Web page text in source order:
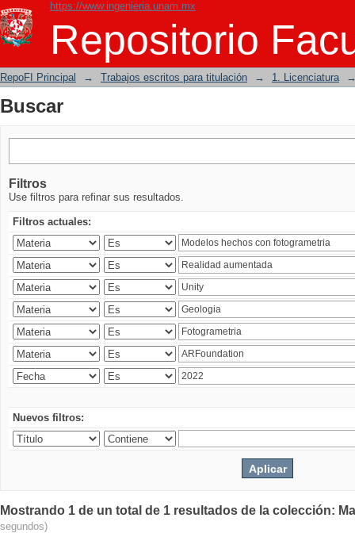
https://www.ingenieria.unam.mx
Repositorio
Buscar
RepoFI Principal → Trabajos escritos para titulación → 1. Licenciatura
Buscar
Filtros
Use filtros para refinar sus resultados.
Filtros actuales:
Nuevos filtros:
Mostrando 1 de un total de 1 resultados de la colección:
segundos)